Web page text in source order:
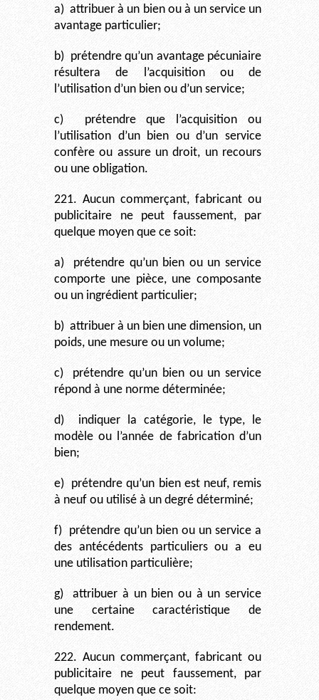
a) attribuer à un bien ou à un service un
avantage particulier;
b) prétendre qu’un avantage pécuniaire
résultera de l’acquisition ou de
l’utilisation d’un bien ou d’un service;
c)
prétendre que l’acquisition ou
l’utilisation d’un bien ou d’un service
confère ou assure un droit, un recours
ou une obligation.
221. Aucun commerçant, fabricant ou
publicitaire ne peut faussement, par
quelque moyen que ce soit:
a)
prétendre qu’un bien ou un service
comporte une pièce, une composante
ou un ingrédient particulier;
b) attribuer à un bien une dimension, un
poids, une mesure ou un volume;
c)
prétendre qu’un bien ou un service
répond à une norme déterminée;
d)
indiquer la catégorie, le type, le
modèle ou l’année de fabrication d’un
bien;
e) prétendre qu’un bien est neuf, remis
à neuf ou utilisé à un degré déterminé;
f) prétendre qu’un bien ou un service a
des antécédents particuliers ou a eu
une utilisation particulière;
g)
attribuer à un bien ou à un service
une certaine caractéristique de
rendement.
222. Aucun commerçant, fabricant ou
publicitaire ne peut faussement, par
quelque moyen que ce soit: